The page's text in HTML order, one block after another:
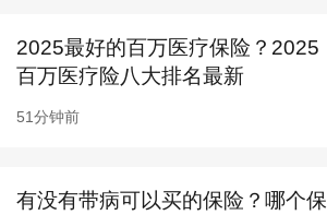
2025最好的百万医疗保险？2025
百万医疗险八大排名最新
51分钟前
有没有带病可以买的保险？哪个保